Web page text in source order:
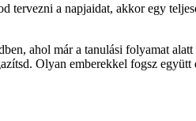
tervezni a napjaidat, akkor egy
ahol már a tanulási folyamat
Olyan emberekkel fogsz